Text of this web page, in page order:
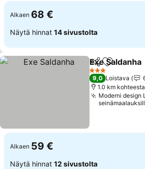
Alkaen 68 €
Näytä hinnat 14 sivustolta
Jaa Lisää
Exe Saldanha
3 Tähtiluokitus
9,0 Loistava
1.0 km
Moderni design
Alkaen 59 €
Näytä hinnat 12 sivustolta